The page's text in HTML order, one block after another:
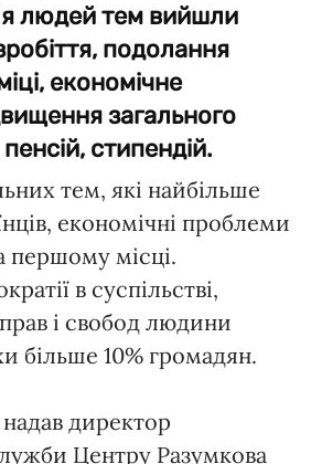
людей тем вийшли
подолання
економічне
загального
стипендій.
тем, які найбільше
економічні проблеми
першому місці.
в суспільстві,
і свобод людини
більше 10% громадян.
надав директор
Центру Разумкова